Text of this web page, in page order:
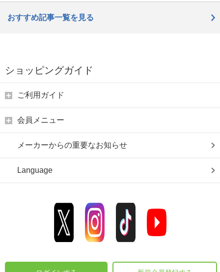
おすすめ記事一覧を見る
ショッピングガイド
ご利用ガイド
会員メニュー
メーカーからの重要なお知らせ
Language